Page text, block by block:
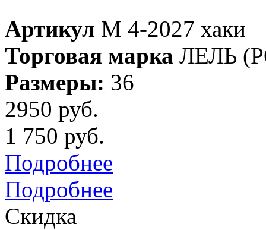
Артикул М 4-2027 хаки
Торговая марка ЛЕЛЬ
Размеры: 36
2950 руб.
1 750 руб.
Подробнее
Подробнее
Скидка